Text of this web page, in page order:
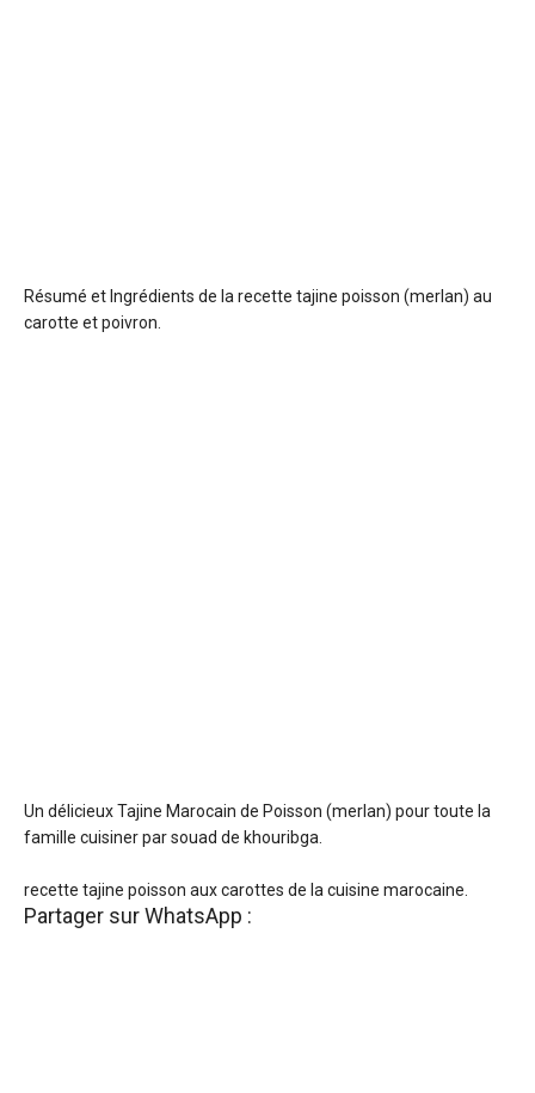
Résumé et Ingrédients de la recette tajine poisson (merlan) au
carotte et poivron.
Un délicieux Tajine Marocain de Poisson (merlan) pour toute la
famille cuisiner par souad de khouribga.
recette tajine poisson aux carottes de la cuisine marocaine.
Partager sur WhatsApp :